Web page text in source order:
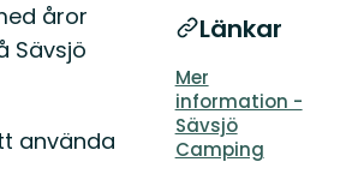
åror
Sävsjö
använda
Länkar
Mer
information -
Sävsjö
Camping